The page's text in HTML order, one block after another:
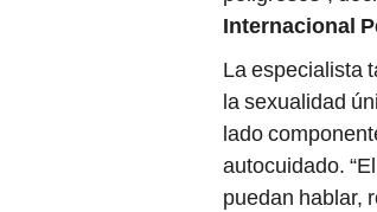
Internacional
La especialista
la sexualidad
lado
autocuidado.
puedan hablar,